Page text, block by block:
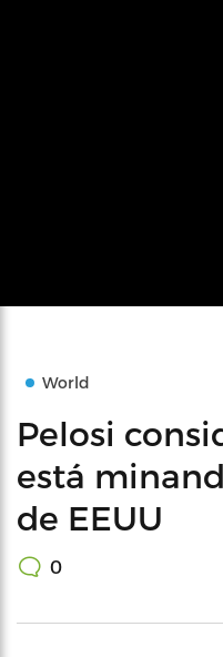
World
Pelosi
está
de EEUU
0